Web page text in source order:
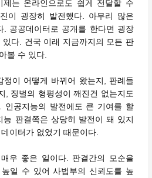
는 온라인으로도 쉽게 전달할 수
이 굉장히 발전했다. 아무리 많은
. 공공데이터로 공개를 한다면 굉장
다. 건국 이래 지금까지의 모든 판
볼 수 있다.
정이 어떻게 바뀌어 왔는지, 판례들
, 징벌의 형평성이 깨진건 없는지도
인공지능의 발전에도 큰 기여를 할
판결쪽은 상당히 발전이 돼 있지
이터가 없었기 때문이다.
우 좋은 일이다. 판결간의 모순을
일 수 있어 사법부의 신뢰도를 높